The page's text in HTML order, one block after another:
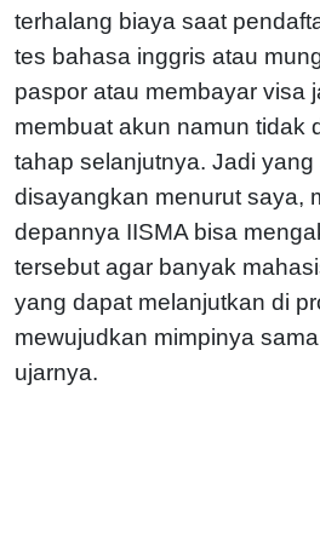
terhalang biaya saat
tes bahasa inggris atau
paspor atau membayar visa
membuat akun namun tidak
tahap selanjutnya. Jadi yang
disayangkan menurut saya,
depannya IISMA bisa
tersebut agar banyak
yang dapat melanjutkan di
mewujudkan mimpinya
ujarnya.